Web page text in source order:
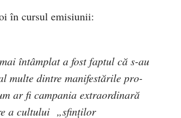
în cursul emisiunii:
întâmplat a fost faptul că s-au
multe dintre manifestările pro-
ar fi campania extraordinară
a cultului „sfinţilor